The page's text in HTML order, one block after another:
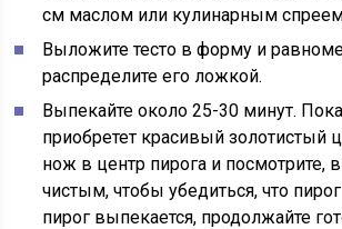
см маслом или кулинарным
Выложите тесто в форму и
распределите его ложкой.
Выпекайте около 25-30 минут.
приобретет красивый золотистый
нож в центр пирога и посмотрите,
чистым, чтобы убедиться, что
пирог выпекается, продолжайте